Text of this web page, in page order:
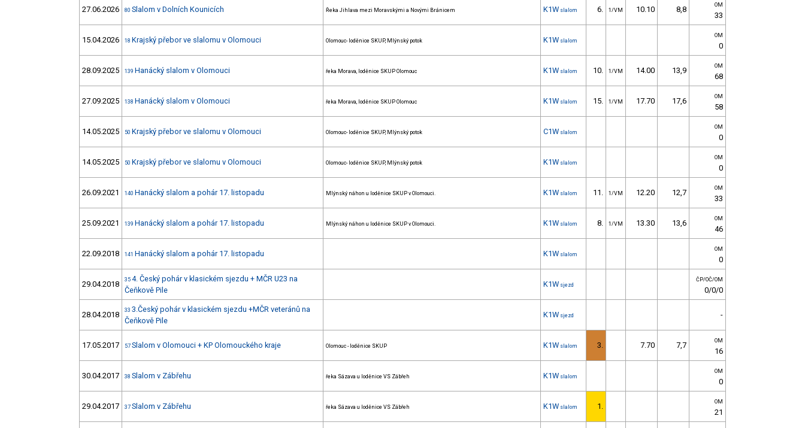
27.06.2026 80 Slalom v Dolních Kounicích Řeka Jihlava mezi Moravskými a Novými Bránicem K1W slalom 6. 1/VM 10.10 8,8 OM
33
15.04.2026 18 Krajský přebor ve slalomu v Olomouci Olomouc- loděnice SKUP, Mlýnský potok K1W slalom
OM
0
28.09.2025 139 Hanácký slalom v Olomouci řeka Morava, loděnice SKUP Olomouc K1W slalom 10. 1/VM 14.00 13,9 OM
68
27.09.2025 138 Hanácký slalom v Olomouci řeka Morava, loděnice SKUP Olomouc K1W slalom 15. 1/VM 17.70 17,6 OM
58
14.05.2025 50 Krajský přebor ve slalomu v Olomouci Olomouc- loděnice SKUP, Mlýnský potok C1W slalom
OM
0
14.05.2025 50 Krajský přebor ve slalomu v Olomouci Olomouc- loděnice SKUP, Mlýnský potok K1W slalom
OM
0
26.09.2021 140 Hanácký slalom a pohár 17. listopadu Mlýnský náhon u loděnice SKUP v Olomouci. K1W slalom 11. 1/VM 12.20 12,7 OM
33
25.09.2021 139 Hanácký slalom a pohár 17. listopadu Mlýnský náhon u loděnice SKUP v Olomouci. K1W slalom 8. 1/VM 13.30 13,6 OM
46
22.09.2018 141 Hanácký slalom a pohár 17. listopadu K1W slalom
OM
0
29.04.2018 35 4. Český pohár v klasickém sjezdu + MČR U23 na
Čeňkově Pile
K1W sjezd
ČP/OČ/OM
0/0/0
28.04.2018 33 3.Český pohár v klasickém sjezdu +MČR veteránů na
Čeňkově Pile
K1W sjezd -
17.05.2017 57 Slalom v Olomouci + KP Olomouckého kraje Olomouc - loděnice SKUP K1W slalom 3. 7.70 7,7 OM
16
30.04.2017 38 Slalom v Zábřehu řeka Sázava u loděnice VS Zábřeh K1W slalom
OM
0
29.04.2017 37 Slalom v Zábřehu řeka Sázava u loděnice VS Zábřeh K1W slalom 1. OM
21